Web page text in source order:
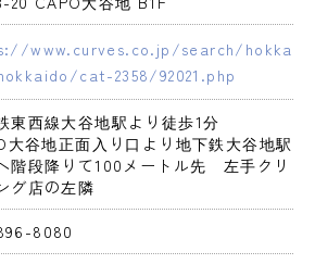
www.curves.co.jp/search/hokka
cat-2358/92021.php
東西線大谷地駅より徒歩1分
大谷地正面入り口より地下鉄大谷地駅
階段降りて100メートル先　左手クリ
グ店の左隣
8080